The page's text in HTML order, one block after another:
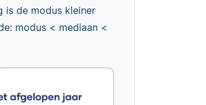
is de modus kleiner
modus < mediaan <